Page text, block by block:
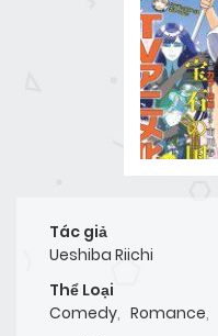
Tác giả
Ueshiba Riichi
Thể Loại
Comedy, Romance,